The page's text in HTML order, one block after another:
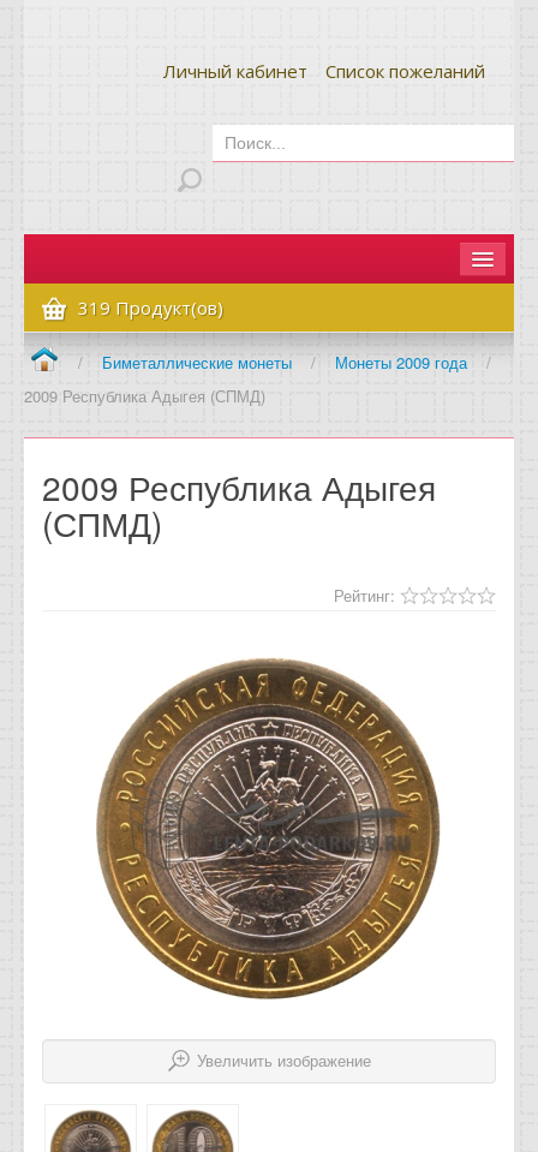
Личный кабинет Список пожеланий
Главная
Как сделать заказ
Оплата и доставка
Вопрос-ответ
Отзывы
319 Продукт(ов)
/ Биметаллические монеты / Монеты 2009 года
/
2009 Республика Адыгея (СПМД)
2009 Республика Адыгея
(СПМД)
Рейтинг:
Увеличить изображение